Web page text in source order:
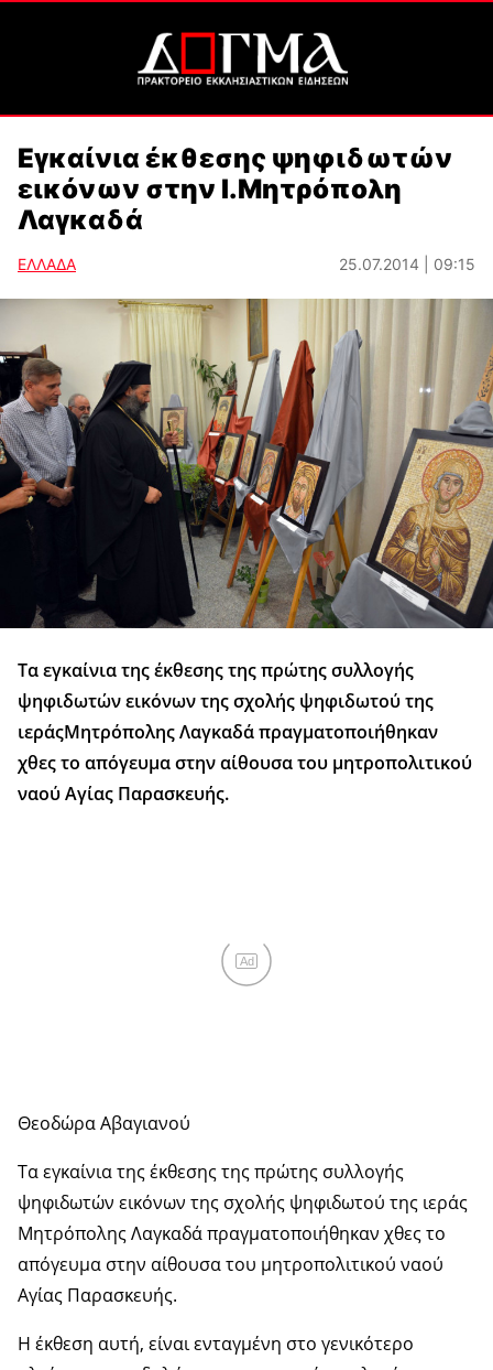
Εγκαίνια έκθεσης ψηφιδωτών
εικόνων στην Ι.Μητρόπολη
Λαγκαδά
ΕΛΛΑΔΑ 25.07.2014 | 09:15
Τα εγκαίνια της έκθεσης της πρώτης συλλογής
ψηφιδωτών εικόνων της σχολής ψηφιδωτού της
ιεράςΜητρόπολης Λαγκαδά πραγματοποιήθηκαν
χθες το απόγευμα στην αίθουσα του μητροπολιτικού
ναού Αγίας Παρασκευής.
Ad
Θεοδώρα Αβαγιανού
Τα εγκαίνια της έκθεσης της πρώτης συλλογής
ψηφιδωτών εικόνων της σχολής ψηφιδωτού της ιεράς
Μητρόπολης Λαγκαδά πραγματοποιήθηκαν χθες το
απόγευμα στην αίθουσα του μητροπολιτικού ναού
Αγίας Παρασκευής.
Η έκθεση αυτή, είναι ενταγμένη στο γενικότερο